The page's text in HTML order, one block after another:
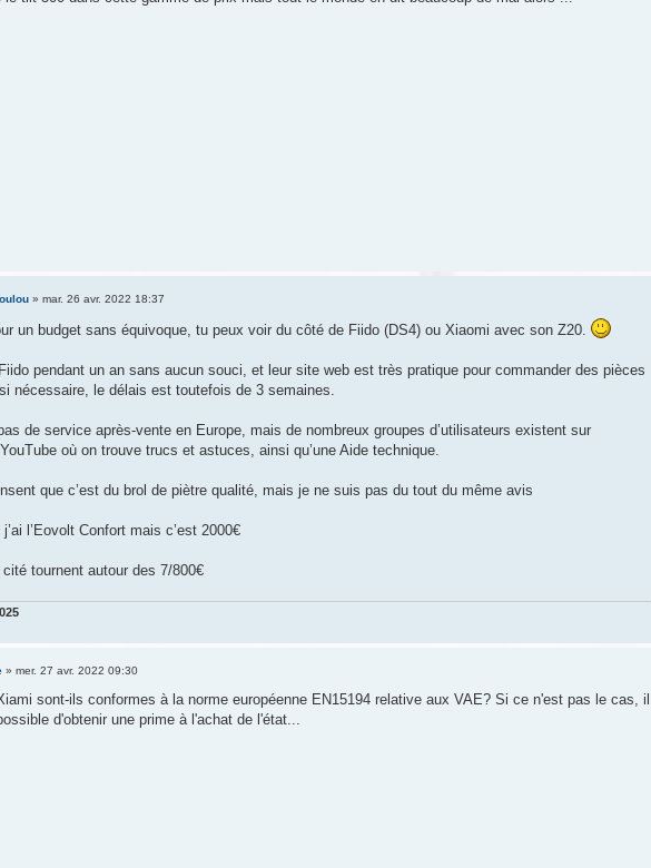
» mar. 26 avr. 2022 18:37
un budget sans équivoque, tu peux voir du côté de Fiido (DS4) ou Xiaomi avec son Z20.
pendant un an sans aucun souci, et leur site web est très pratique pour commander des pièces
nécessaire, le délais est toutefois de 3 semaines.
de service après-vente en Europe, mais de nombreux groupes d’utilisateurs existent sur
où on trouve trucs et astuces, ainsi qu’une Aide technique.
que c’est du brol de piètre qualité, mais je ne suis pas du tout du même avis
l’Eovolt Confort mais c’est 2000€
cité tournent autour des 7/800€
» mer. 27 avr. 2022 09:30
sont-ils conformes à la norme européenne EN15194 relative aux VAE? Si ce n'est pas le cas, il
d'obtenir une prime à l'achat de l'état...